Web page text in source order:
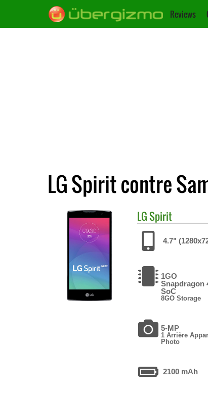
Reviews
LG Spirit contre
LGSpirit
4.7"
1GO
Snapdragon
SoC
8GO Storage
5-MP
1 Arrière
Photo
2100 mAh